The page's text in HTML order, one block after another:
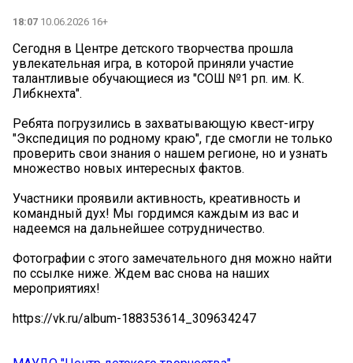
18:07 10.06.2026 16+
Сегодня в Центре детского творчества прошла
увлекательная игра, в которой приняли участие
талантливые обучающиеся из "СОШ №1 рп. им. К.
Либкнехта".
Ребята погрузились в захватывающую квест-игру
"Экспедиция по родному краю", где смогли не только
проверить свои знания о нашем регионе, но и узнать
множество новых интересных фактов.
Участники проявили активность, креативность и
командный дух! Мы гордимся каждым из вас и
надеемся на дальнейшее сотрудничество.
Фотографии с этого замечательного дня можно найти
по ссылке ниже. Ждем вас снова на наших
мероприятиях! ️
https://vk.ru/album-188353614_309634247